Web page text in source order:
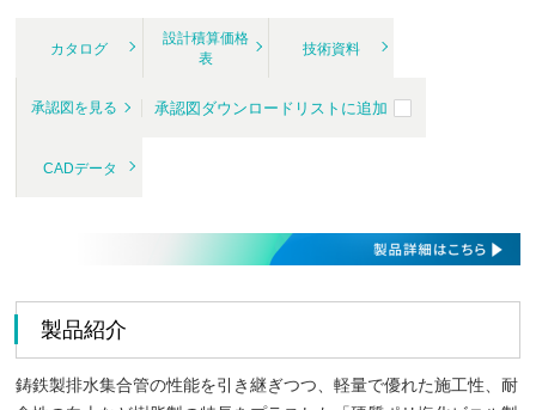
カタログ
設計積算価格
表
技術資料
承認図を見る 承認図ダウンロードリストに追加
CADデータ
製品紹介
鋳鉄製排水集合管の性能を引き継ぎつつ、軽量で優れた施工性、耐